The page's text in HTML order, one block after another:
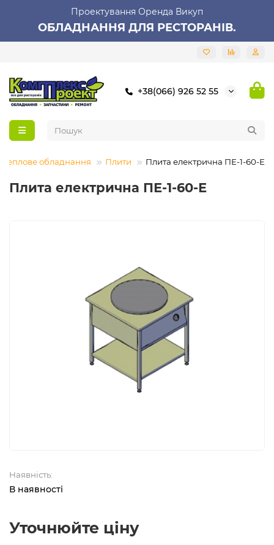
Проектування Оренда Викуп
ОБЛАДНАННЯ ДЛЯ РЕСТОРАНІВ.
+38(066) 926 52 55
Теплове обладнання Плити Плита електрична ПЕ-1-60-Е
Плита електрична ПЕ-1-60-Е
Наявність:
В наявності
Уточнюйте ціну